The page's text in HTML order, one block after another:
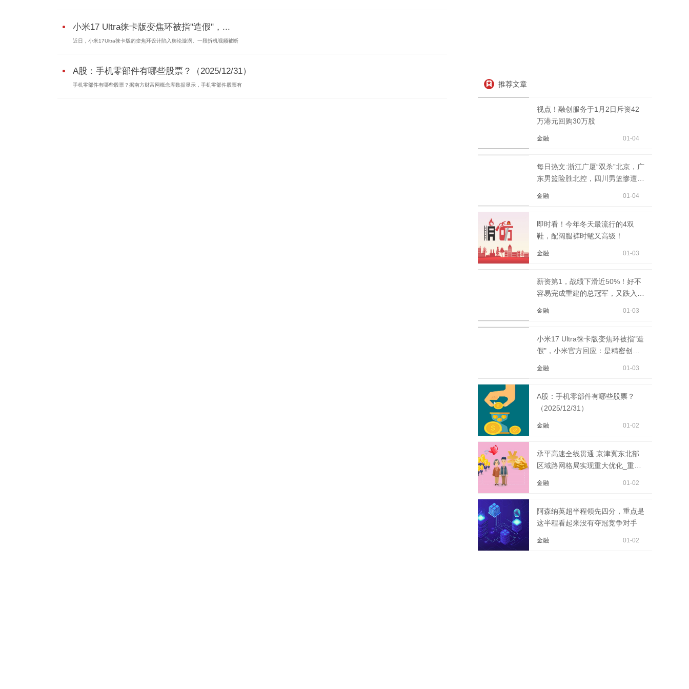
小米17 Ultra徕卡版变焦环被指"造假"，...
近日，小米17Ultra徕卡版的变焦环设计陷入舆论漩涡。一段拆机视频被断
A股：手机零部件有哪些股票？（2025/12/31）
手机零部件有哪些股票？据南方财富网概念库数据显示，手机零部件股票有 推荐文章
视点！融创服务于1月2日斥资42
万港元回购30万股
金融 01-04
每日热文:浙江广厦“双杀”北京，广
东男篮险胜北控，四川男篮惨遭
金融 01-04
即时看！今年冬天最流行的4双
鞋，配阔腿裤时髦又高级！
金融 01-03
薪资第1，战绩下滑近50%！好不
容易完成重建的总冠军，又跌入谷
金融 01-03
小米17 Ultra徕卡版变焦环被指"造
假"，小米官方回应：是精密创新
金融 01-03
A股：手机零部件有哪些股票？
（2025/12/31）
金融 01-02
承平高速全线贯通 京津冀东北部
区域路网格局实现重大优化_重点
金融 01-02
阿森纳英超半程领先四分，重点是
这半程看起来没有夺冠竞争对手
金融 01-02